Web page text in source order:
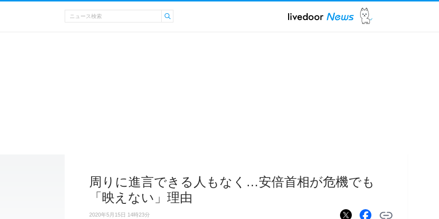
周りに進言できる人もなく…安倍首相が危機でも
「映えない」理由
2020年5月15日 14時23分